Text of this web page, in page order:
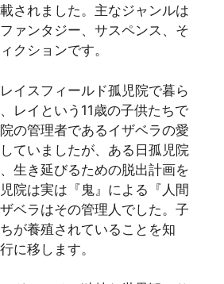
されました。主なジャンルは
ァンタジー、サスペンス、そ
クションです​​。
イスフィールド孤児院で暮ら
レイという11歳の子供たちで
の管理者であるイザベラの愛
ていましたが、ある日孤児院
生き延びるための脱出計画を
院は実は『鬼』による『人間
ベラはその管理人でした。子
が養殖されていることを知
に移します​​。